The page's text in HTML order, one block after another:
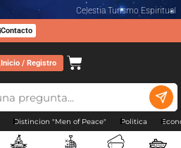
Celestia Turismo Espiritual
Contacto
Inicio / Registro
Distincion "Men of Peace" Politica